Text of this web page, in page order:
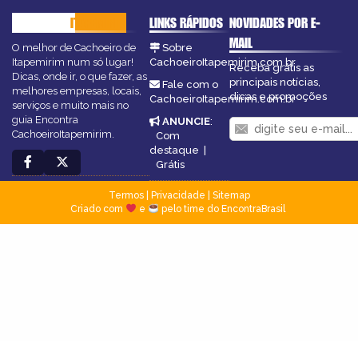
ITAPEMIRIM
O melhor de Cachoeiro de
Itapemirim num só lugar!
Dicas, onde ir, o que fazer, as
melhores empresas, locais,
serviços e muito mais no
guia Encontra
CachoeiroItapemirim.
LINKS RÁPIDOS
Sobre
CachoeiroItapemirim.com.br
Fale com o
CachoeiroItapemirim.com.br
ANUNCIE:
Com
destaque |
Grátis
NOVIDADES POR E-
MAIL
Receba grátis as
principais notícias,
dicas e promoções
Termos| Privacidade
Sitemap
Criado com
e pelo time do EncontraBrasil